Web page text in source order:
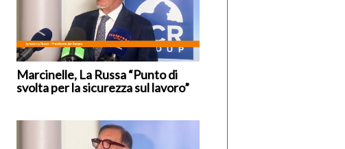
Marcinelle, La Russa “Punto di
svolta per la sicurezza sul lavoro”